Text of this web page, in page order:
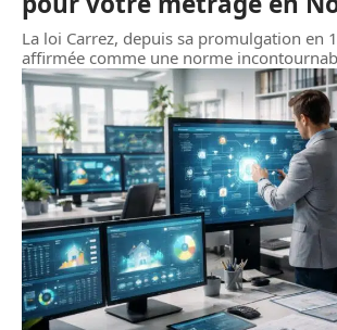
La loi Carrez, depuis sa promulgation en
affirmée comme une norme